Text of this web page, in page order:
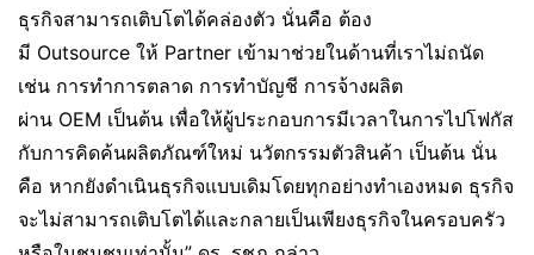
ธุรกิจสามารถเติบโตได้คล่องตัว นั่นคือ ต้อง
มี Outsource ให้ Partner เข้ามาช่วยในด้านที่เราไม่ถนัด
เช่น การทำการตลาด การทำบัญชี การจ้างผลิต
ผ่าน OEM เป็นต้น เพื่อให้ผู้ประกอบการมีเวลาในการไปโฟกัส
กับการคิดค้นผลิตภัณฑ์ใหม่ นวัตกรรมตัวสินค้า เป็นต้น นั่น
คือ หากยังดำเนินธุรกิจแบบเดิมโดยทุกอย่างทำเองหมด ธุรกิจ
จะไม่สามารถเติบโตได้และกลายเป็นเพียงธุรกิจในครอบครัว